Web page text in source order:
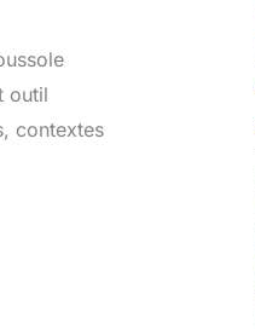
outil
contextes